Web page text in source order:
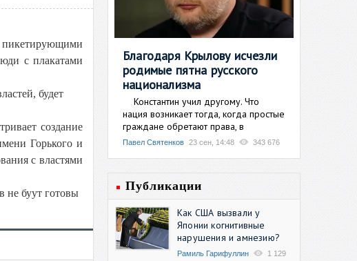
пикетирующими
с плакатами
будет
создание
Горького и
с властями
не буут готовы
Благодаря Крылову исчезли
родимые пятна русского
национализма
Константин учил другому. Что
нация возникает тогда, когда простые
граждане обретают права, в
Павел Святенков 23 сен, 14:48 343 676
Публикации
Как США вызвали у
Японии когнитивные
нарушения и амнезию?
Рамиль Гарифуллин 1 129